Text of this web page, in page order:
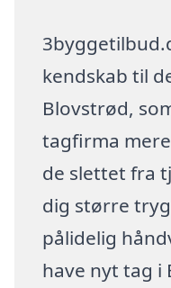
kendskab til
Blovstrød,
tagfirma
de slettet fra
dig større
pålidelig
have nyt tag i